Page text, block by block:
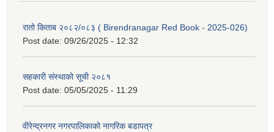
रातो किताब २०८२/०८३ ( Birendranagar Red Book - 2025-026)
Post date: 09/26/2025 - 12:32
सहकारी संस्थाको सूची २०८१
Post date: 05/05/2025 - 11:29
वीरेन्द्रनगर नगरपालिकाको नागरिक बडापत्र